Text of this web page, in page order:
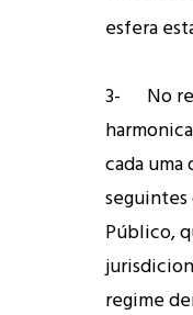
esfera
3- No
cada uma
seguintes
Público,
regime